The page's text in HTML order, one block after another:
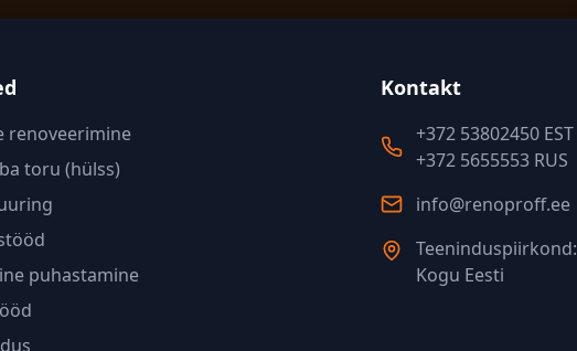
renoveerimine
toru (hülss)
puhastamine
Kontakt
+372 53802450 EST
+372 5655553 RUS
info@renoproff.ee
Teeninduspiirkond:
Kogu Eesti